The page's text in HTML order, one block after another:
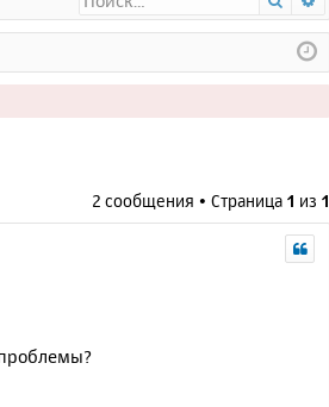
Q
о
д
2 сообщения • Страница 1 из 1